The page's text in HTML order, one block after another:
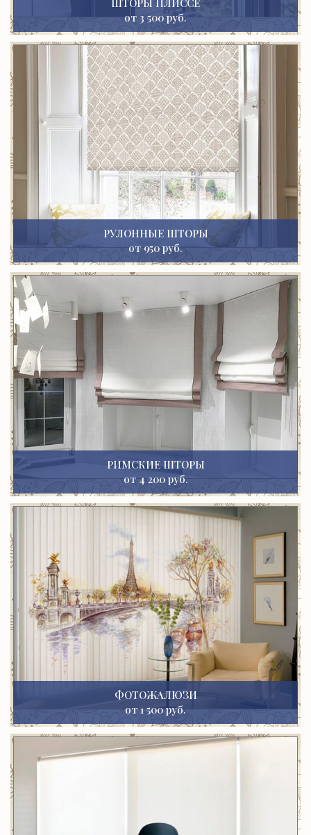
от 3 500 руб.
РУЛОННЫЕ ШТОРЫ
от 950 руб.
РИМСКИЕ ШТОРЫ
от 4 200 руб.
ФОТОЖАЛЮЗИ
от 1 500 руб.